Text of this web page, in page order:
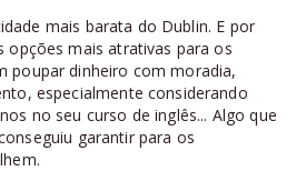
mais barata do Dublin. E por
opções mais atrativas para os
poupar dinheiro com moradia,
especialmente considerando
no seu curso de inglês... Algo que
garantir para os